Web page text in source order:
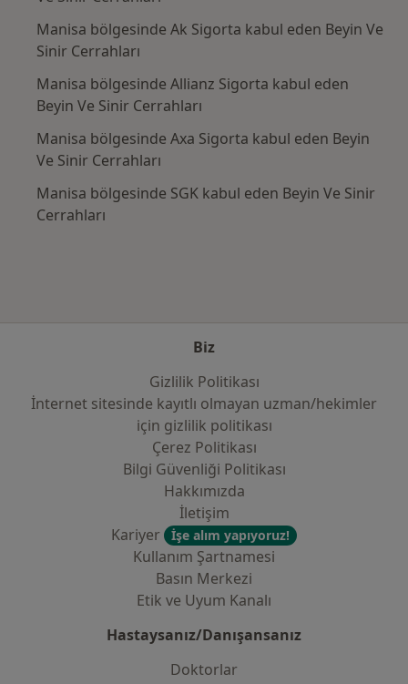
Manisa bölgesinde Ak Sigorta kabul eden Beyin Ve
Sinir Cerrahları
Manisa bölgesinde Allianz Sigorta kabul eden
Beyin Ve Sinir Cerrahları
Manisa bölgesinde Axa Sigorta kabul eden Beyin
Ve Sinir Cerrahları
Manisa bölgesinde SGK kabul eden Beyin Ve Sinir
Cerrahları
Biz
Gizlilik Politikası
İnternet sitesinde kayıtlı olmayan uzman/hekimler
i̇çin gizlilik politikası
Çerez Politikası
Bilgi Güvenliği Politikası
Hakkımızda
İletişim
Kariyer
İşe alım yapıyoruz!
Kullanım Şartnamesi
Basın Merkezi
Etik ve Uyum Kanalı
Hastaysanız/Danışansanız
Doktorlar